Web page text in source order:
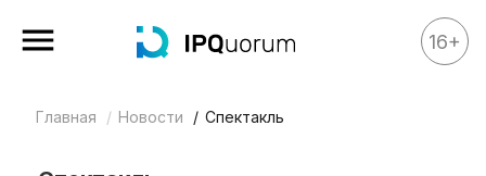
Все материалы
16+
Главная Новости Спектакль